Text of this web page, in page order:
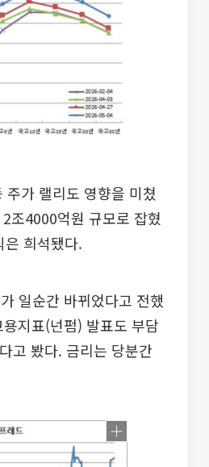
가 랠리도 영향을 미쳤
조4000억원 규모로 잡혔
희석됐다.
일순간 바뀌었다고 전했
지표(넌펌) 발표도 부담
고 봤다. 금리는 당분간